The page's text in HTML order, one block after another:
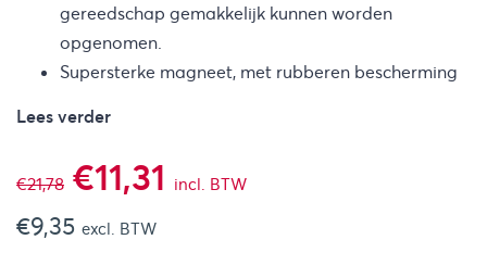
gereedschap gemakkelijk kunnen worden
opgenomen.
Supersterke magneet, met rubberen bescherming
Lees verder
€21,78 Oorspronkelijke
prijs
€11,31 Huidige
incl. BTW
€9,35 excl. BTW